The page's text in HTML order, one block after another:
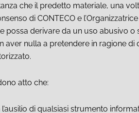
che il predetto materiale, una
di CONTECO e
possa derivare da un uso abusivo
aver nulla a pretendere in ragione
atto che:
di qualsiasi strumento